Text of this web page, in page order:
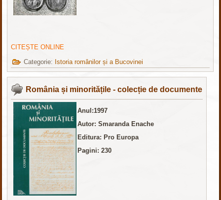
CITEȘTE ONLINE
Categorie: Istoria românilor și a Bucovinei
România și minoritățile - colecție de documente
Anul:1997
Autor: Smaranda Enache
Editura: Pro Europa
Pagini: 230